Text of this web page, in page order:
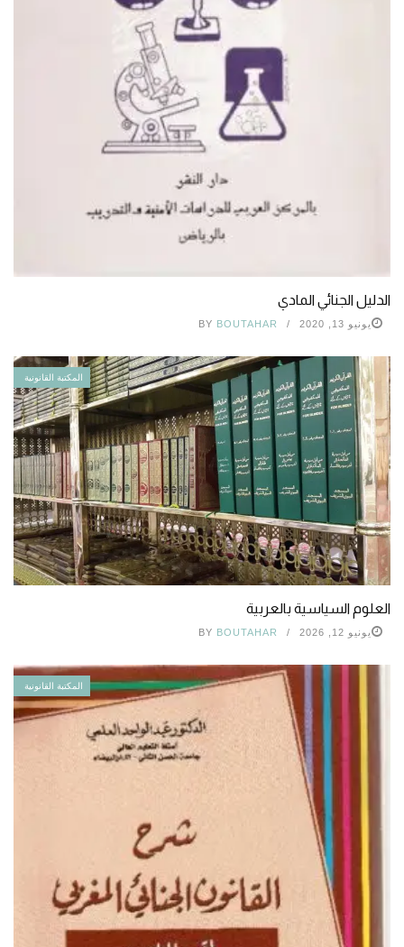
الدليل الجنائي المادي
يونيو 13, 2020 BY BOUTAHAR
المكتبة القانونية
العلوم السياسية بالعربية
يونيو 12, 2026 BY BOUTAHAR
المكتبة القانونية